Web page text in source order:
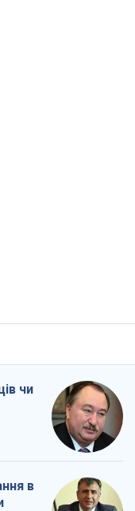
чи
в